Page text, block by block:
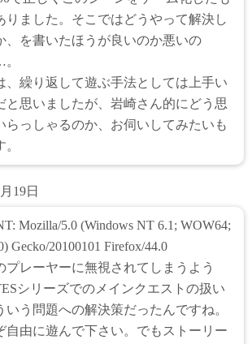
りました。そこではどうやって解決し
、を書いたほうが良いのか悪いの
、繰り返して遊ぶ手法としては上手い
と思いましたが、岩崎さん的にどう思
らっしゃるのか、お伺いしてみたいも
19日
Mozilla/5.0 (Windows NT 6.1; WOW64;
Gecko/20100101 Firefox/44.0
プレーヤーに無視されてしまうよう
シリーズでのメインクエストの扱い
いう問題への解決策だったんですね。
自由に遊んで下さい。でもストーリー